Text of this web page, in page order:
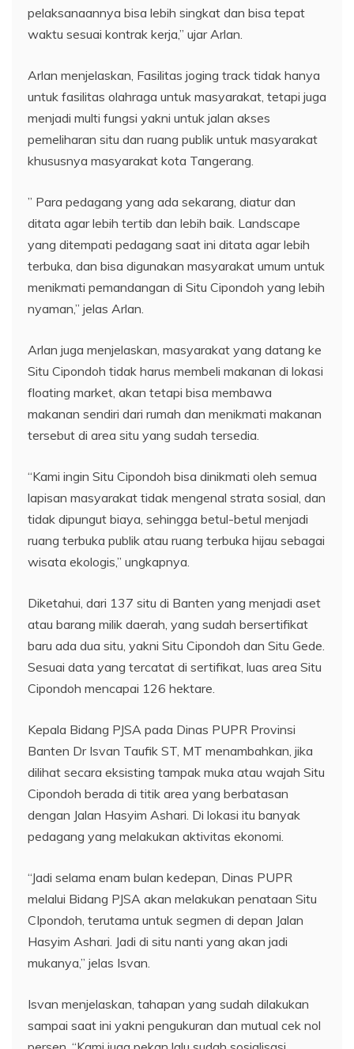
pelaksanaannya bisa lebih singkat dan bisa tepat
waktu sesuai kontrak kerja,” ujar Arlan.
Arlan menjelaskan, Fasilitas joging track tidak hanya
untuk fasilitas olahraga untuk masyarakat, tetapi juga
menjadi multi fungsi yakni untuk jalan akses
pemeliharan situ dan ruang publik untuk masyarakat
khususnya masyarakat kota Tangerang.
” Para pedagang yang ada sekarang, diatur dan
ditata agar lebih tertib dan lebih baik. Landscape
yang ditempati pedagang saat ini ditata agar lebih
terbuka, dan bisa digunakan masyarakat umum untuk
menikmati pemandangan di Situ Cipondoh yang lebih
nyaman,” jelas Arlan.
Arlan juga menjelaskan, masyarakat yang datang ke
Situ Cipondoh tidak harus membeli makanan di lokasi
floating market, akan tetapi bisa membawa
makanan sendiri dari rumah dan menikmati makanan
tersebut di area situ yang sudah tersedia.
“Kami ingin Situ Cipondoh bisa dinikmati oleh semua
lapisan masyarakat tidak mengenal strata sosial, dan
tidak dipungut biaya, sehingga betul-betul menjadi
ruang terbuka publik atau ruang terbuka hijau sebagai
wisata ekologis,” ungkapnya.
Diketahui, dari 137 situ di Banten yang menjadi aset
atau barang milik daerah, yang sudah bersertifikat
baru ada dua situ, yakni Situ Cipondoh dan Situ Gede.
Sesuai data yang tercatat di sertifikat, luas area Situ
Cipondoh mencapai 126 hektare.
Kepala Bidang PJSA pada Dinas PUPR Provinsi
Banten Dr Isvan Taufik ST, MT menambahkan, jika
dilihat secara eksisting tampak muka atau wajah Situ
Cipondoh berada di titik area yang berbatasan
dengan Jalan Hasyim Ashari. Di lokasi itu banyak
pedagang yang melakukan aktivitas ekonomi.
“Jadi selama enam bulan kedepan, Dinas PUPR
melalui Bidang PJSA akan melakukan penataan Situ
CIpondoh, terutama untuk segmen di depan Jalan
Hasyim Ashari. Jadi di situ nanti yang akan jadi
mukanya,” jelas Isvan.
Isvan menjelaskan, tahapan yang sudah dilakukan
sampai saat ini yakni pengukuran dan mutual cek nol